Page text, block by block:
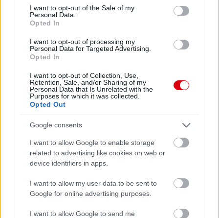
consent section.
I want to opt-out of the Sale of my
Personal Data.
Opted In
I want to opt-out of processing my
Personal Data for Targeted Advertising.
Opted In
I want to opt-out of Collection, Use,
Retention, Sale, and/or Sharing of my
Personal Data that Is Unrelated with the
Purposes for which it was collected.
Opted Out
Google consents
I want to allow Google to enable storage
related to advertising like cookies on web or
device identifiers in apps.
I want to allow my user data to be sent to
Google for online advertising purposes.
I want to allow Google to send me
Paris Saint-Germain
Manchester United
Nya Ullevi, Göteborg
2026-08-08 17:00
1 nap 22 óra 44 perc 53 másodperc
AC MilanvsManchester United2026-08-15 18:00
Támogatás